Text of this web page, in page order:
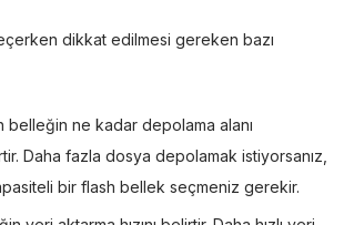
dikkat edilmesi gereken bazı
belleğin ne kadar depolama alanı
Daha fazla dosya depolamak istiyorsanız,
bir flash bellek seçmeniz gerekir.